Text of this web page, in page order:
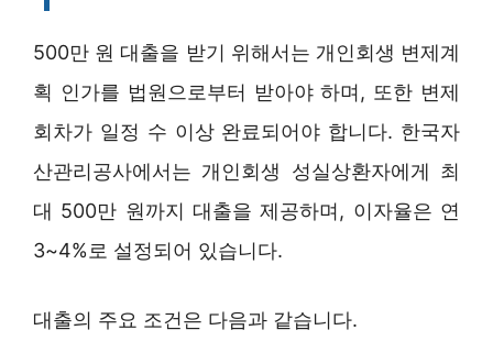
500만 원 대출을 받기 위해서는 개인회생 변제계
획 인가를 법원으로부터 받아야 하며, 또한 변제
회차가 일정 수 이상 완료되어야 합니다. 한국자
산관리공사에서는 개인회생 성실상환자에게 최
대 500만 원까지 대출을 제공하며, 이자율은 연
3~4%로 설정되어 있습니다.
대출의 주요 조건은 다음과 같습니다.